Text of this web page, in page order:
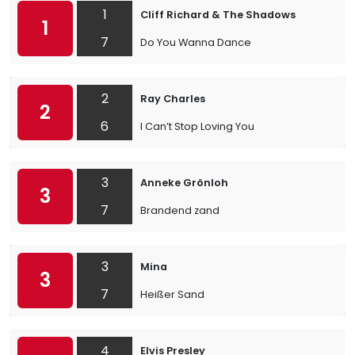
1
1
7
Cliff Richard & The Shadows
Do You Wanna Dance
2
2
6
Ray Charles
I Can’t Stop Loving You
3
3
7
Anneke Grönloh
Brandend zand
3
3
7
Mina
Heißer Sand
4 Elvis Presley